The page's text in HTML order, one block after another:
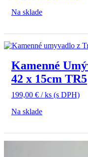
Na sklade
Kamenné
42 x 15cm TR5
199,00 € / ks (s DPH)
Na sklade